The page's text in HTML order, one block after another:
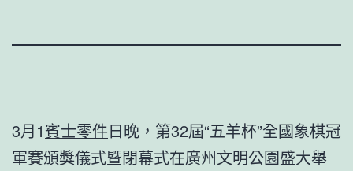
3月1賓士零件日晚，第32屆“五羊杯”全國象棋冠
軍賽頒獎儀式暨閉幕式在廣州文明公園盛大舉